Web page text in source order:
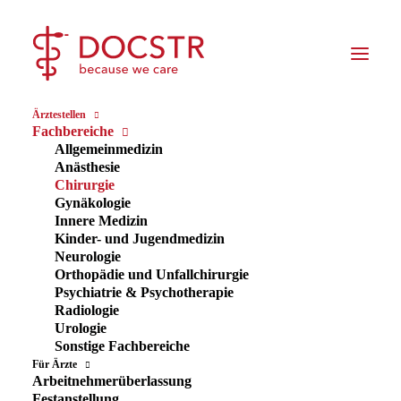
Ärztestellen
Fachbereiche
Allgemeinmedizin
Anästhesie
Chirurgie
Gynäkologie
Innere Medizin
Kinder- und Jugendmedizin
Neurologie
Orthopädie und Unfallchirurgie
Psychiatrie & Psychotherapie
Radiologie
Urologie
Sonstige Fachbereiche
Für Ärzte
Arbeitnehmerüberlassung
Stellenangebote in der
Chirurgie
ENTDECKEN SIE JETZT
VERFÜGBARE STELLEN
Offene Stellen ansehen